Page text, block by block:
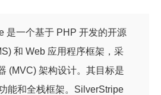
是一个基于 PHP 开发的开源
和 Web 应用程序框架，采
(MVC) 架构设计。其目标是
能和全栈框架。SilverStripe